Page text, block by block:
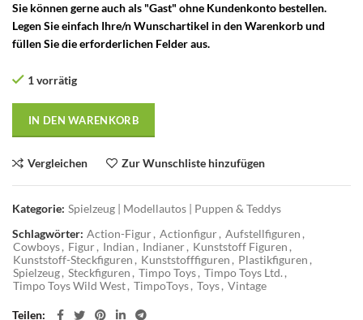
Sie können gerne auch als "Gast" ohne Kundenkonto bestellen.
Legen Sie einfach Ihre/n Wunschartikel in den Warenkorb und
füllen Sie die erforderlichen Felder aus.
1 vorrätig
IN DEN WARENKORB
Vergleichen Zur Wunschliste hinzufügen
Kategorie: Spielzeug | Modellautos | Puppen & Teddys
Schlagwörter: Action-Figur, Actionfigur, Aufstellfiguren ,
Cowboys, Figur, Indian , Indianer, Kunststoff Figuren ,
Kunststoff-Steckfiguren , Kunststofffiguren , Plastikfiguren ,
Spielzeug, Steckfiguren , Timpo Toys, Timpo Toys Ltd. ,
Timpo Toys Wild West, TimpoToys, Toys, Vintage
Teilen